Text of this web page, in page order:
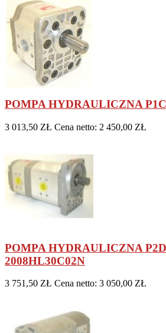
POMPA HYDRAULICZNA
3 013,50 ZŁ Cena netto: 2 450,00 ZŁ
POMPA HYDRAULICZNA
2008HL30C02N
3 751,50 ZŁ Cena netto: 3 050,00 ZŁ